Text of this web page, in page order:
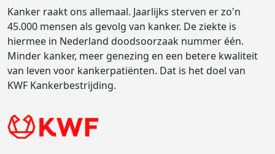
Kanker raakt ons allemaal. Jaarlijks sterven er zo'n
45.000 mensen als gevolg van kanker. De ziekte is
hiermee in Nederland doodsoorzaak nummer één.
Minder kanker, meer genezing en een betere kwaliteit
van leven voor kankerpatiënten. Dat is het doel van
KWF Kankerbestrijding.